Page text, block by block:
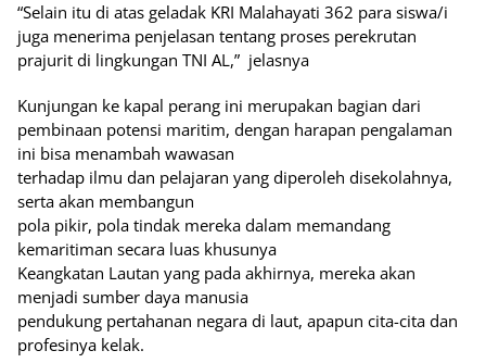
“Selain itu di atas geladak KRI Malahayati 362 para siswa/i
juga menerima penjelasan tentang proses perekrutan
prajurit di lingkungan TNI AL,” jelasnya
Kunjungan ke kapal perang ini merupakan bagian dari
pembinaan potensi maritim, dengan harapan pengalaman
ini bisa menambah wawasan
terhadap ilmu dan pelajaran yang diperoleh disekolahnya,
serta akan membangun
pola pikir, pola tindak mereka dalam memandang
kemaritiman secara luas khusunya
Keangkatan Lautan yang pada akhirnya, mereka akan
menjadi sumber daya manusia
pendukung pertahanan negara di laut, apapun cita-cita dan
profesinya kelak.